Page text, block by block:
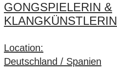
GONGSPIELERIN &
KLANGKÜNSTLERIN
Location:
Deutschland / Spanien